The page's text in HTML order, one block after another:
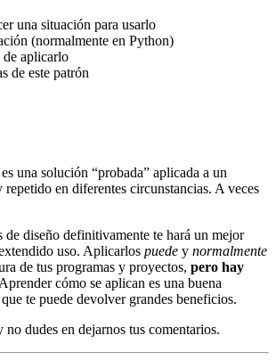
una situación para usarlo
(normalmente en Python)
de aplicarlo
de este patrón
una solución “probada” aplicada a un
en diferentes circunstancias. A veces
de diseño definitivamente te hará un mejor
uso. Aplicarlos puede y normalmente
de tus programas y proyectos, pero hay
cómo se aplican es una buena
te puede devolver grandes beneficios.
no dudes en dejarnos tus comentarios.